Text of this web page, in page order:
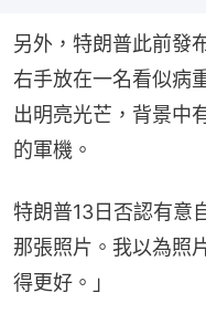
另外，特朗普此前發
右手放在一名看似病
出明亮光芒，背景中
的軍機。
特朗普13日否認有意
那張照片。我以為照
得更好。」